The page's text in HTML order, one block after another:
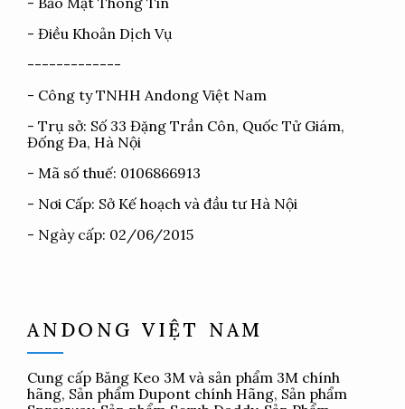
- Điều Khoản Dịch Vụ
-------------
- Công ty TNHH Andong Việt Nam
- Trụ sở: Số 33 Đặng Trần Côn, Quốc Tử Giám,
Đống Đa, Hà Nội
- Mã số thuế: 0106866913
- Nơi Cấp: Sở Kế hoạch và đầu tư Hà Nội
- Ngày cấp: 02/06/2015
ANDONG VIỆT NAM
Cung cấp Băng Keo 3M và sản phẩm 3M chính
hãng, Sản phẩm Dupont chính Hãng, Sản phẩm